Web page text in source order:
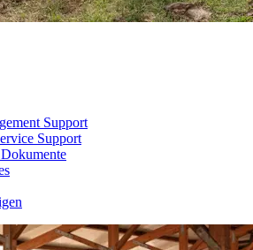
Support
Support